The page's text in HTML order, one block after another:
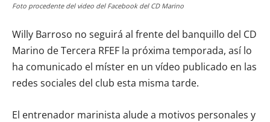
Foto procedente del video del Facebook del CD Marino
Willy Barroso no seguirá al frente del banquillo del CD
Marino de Tercera RFEF la próxima temporada, así lo
ha comunicado el míster en un vídeo publicado en las
redes sociales del club esta misma tarde.
El entrenador marinista alude a motivos personales y